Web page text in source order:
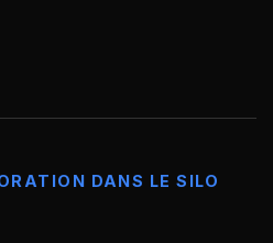
DANS LE SILO